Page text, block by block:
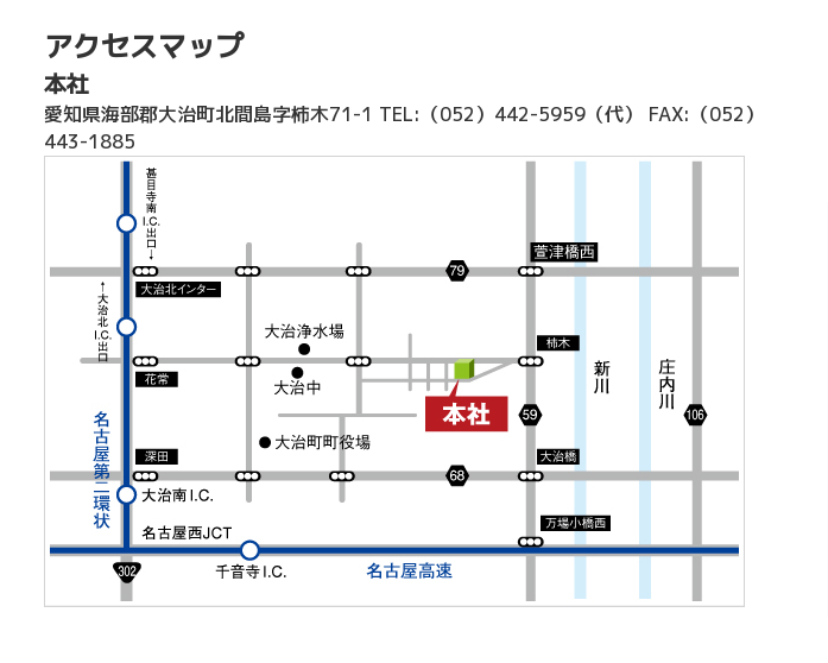
アクセスマップ
本社
愛知県海部郡大治町北間島字柿木71-1 TEL:（052）442-5959（代） FAX:（052）
443-1885